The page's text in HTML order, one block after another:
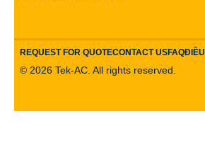
REQUEST FOR QUOTECONTACT USFAQ
© 2026 Tek-AC. All rights reserved.